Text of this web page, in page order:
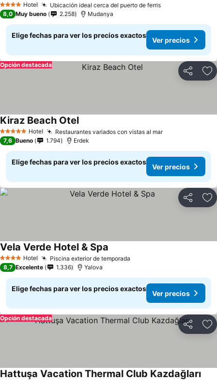
4 EstrellasHotel Ubicación ideal cerca del puerto de ferris
8,0 Muy bueno 2.258 Mudanya
Elige fechas para ver los precios exactos
Ver precios
Compartir
Opción destacada
5 Estrellas Hotel Restaurantes variados con vistas al mar
Kiraz Beach Otel
7,6 Bueno 1.794 Erdek
Elige fechas para ver los precios exactos
Ver precios
Compartir
4 EstrellasHotel Piscina exterior de temporada
Vela Verde Hotel & Spa
8,7 Excelente 1.336 Yalova
Elige fechas para ver los precios exactos
Ver precios
Compartir
Opción destacada
Hattuşa Vacation Thermal Club Kazdağları